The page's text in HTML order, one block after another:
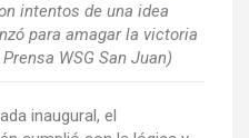
intentos de una idea
para amagar la victoria
WSG San Juan)
inaugural, el